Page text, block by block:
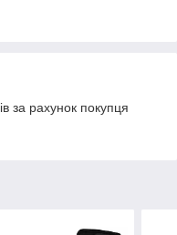
за рахунок покупця